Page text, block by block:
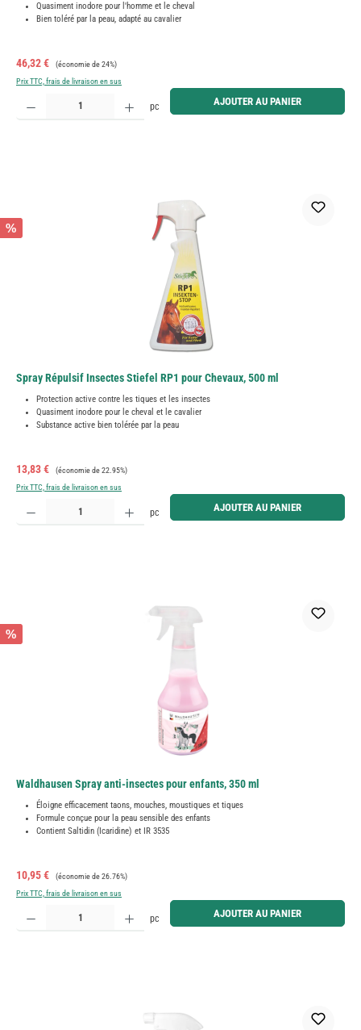
Quasiment inodore pour l'homme et le cheval
Bien toléré par la peau, adapté au cavalier
Prix de vente :
46,32 € Prix régulier :
(économie de 24%)
Prix TTC, frais de livraison en sus
Quantité de produit : Entrez la quantité souhaitée ou utilisez les boutons pour augmenter ou
pc AJOUTER AU PANIER
%
Spray Répulsif Insectes Stiefel RP1 pour Chevaux, 500 ml
Protection active contre les tiques et les insectes
Quasiment inodore pour le cheval et le cavalier
Substance active bien tolérée par la peau
Prix de vente :
13,83 € Prix régulier :
(économie de 22.95%)
Prix TTC, frais de livraison en sus
Quantité de produit : Entrez la quantité souhaitée ou utilisez les boutons pour augmenter ou
pc AJOUTER AU PANIER
%
Waldhausen Spray anti-insectes pour enfants, 350 ml
Éloigne efficacement taons, mouches, moustiques et tiques
Formule conçue pour la peau sensible des enfants
Contient Saltidin (Icaridine) et IR 3535
Prix de vente :
10,95 € Prix régulier :
(économie de 26.76%)
Prix TTC, frais de livraison en sus
Quantité de produit : Entrez la quantité souhaitée ou utilisez les boutons pour augmenter ou
pc AJOUTER AU PANIER